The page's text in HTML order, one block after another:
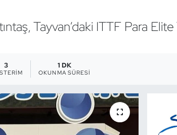
Tayvan’daki ITTF Para Elite
3 1 DK
OKUNMA SÜRESI